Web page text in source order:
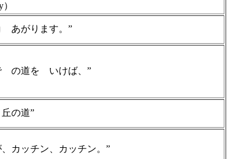
あがります。”
の道を いけば、”
の道”
カッチン、カッチン。”